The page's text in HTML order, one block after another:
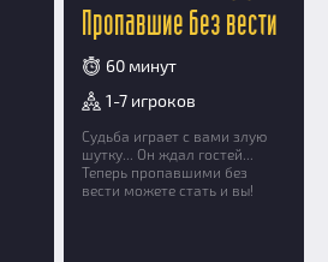
Пропавшие без вести
60 минут
1-7 игроков
Судьба играет с вами злую
шутку... Он ждал гостей...
Теперь пропавшими без
вести можете стать и вы!